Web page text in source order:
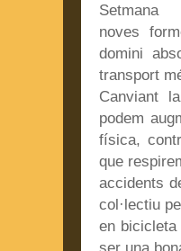
noves
domini
transport
Canviant
podem
física,
que
accidents
col·lectiu
en bicicleta
ser una